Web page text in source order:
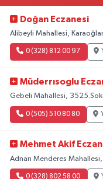
Doğan Eczanesi
Alibeyli Mahallesi,
0 (328) 812 00 97
Müderrısoglu
Gebeli Mahallesi,
0 (505) 510 80 80
Mehmet Akif
Adnan Menderes
0 (328) 802 58 00